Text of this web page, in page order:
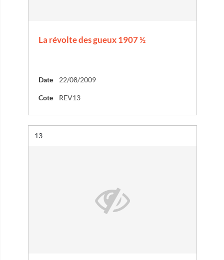
La révolte des gueux 1907 ½
Date 22/08/2009
Cote REV13
Résultat n°
13